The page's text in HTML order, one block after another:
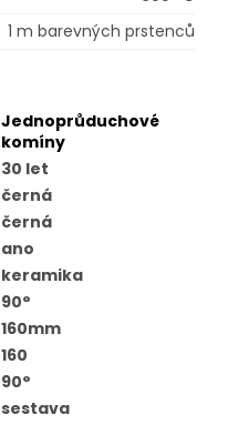
1 m barevných prstenců
Jednoprůduchové
komíny
30 let
černá
černá
ano
keramika
90°
160mm
160
90°
sestava